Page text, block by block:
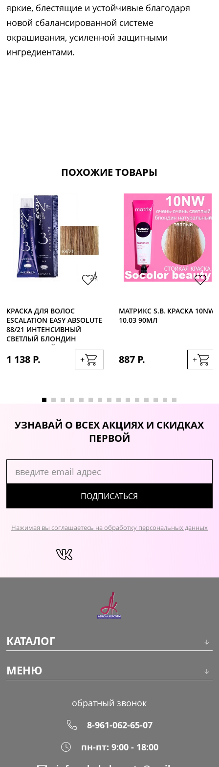
яркие, блестящие и устойчивые благодаря
новой сбалансированной системе
окрашивания, усиленной защитными
ингредиентами.
ПОХОЖИЕ ТОВАРЫ
КРАСКА ДЛЯ ВОЛОС
ESCALATION EASY ABSOLUTE
88/21 ИНТЕНСИВНЫЙ
СВЕТЛЫЙ БЛОНДИН
ПЛАТИНОВЫЙ, 60МЛ
1 138 Р. +
МАТРИКС S.B. КРАСКА 10NW
10.03 90МЛ
887 Р. +
УЗНАВАЙ О ВСЕХ АКЦИЯХ И СКИДКАХ
ПЕРВОЙ
ПОДПИСАТЬСЯ
Нажимая вы соглашаетесь на обработку персональных данных
КАТАЛОГ
Макияж
МЕНЮ
Оплата
обратный звонок
8-961-062-65-07
пн-пт: 9:00 - 18:00